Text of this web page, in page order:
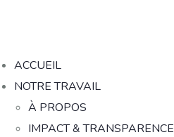
ACCUEIL
NOTRE TRAVAIL
À PROPOS
IMPACT & TRANSPARENCE